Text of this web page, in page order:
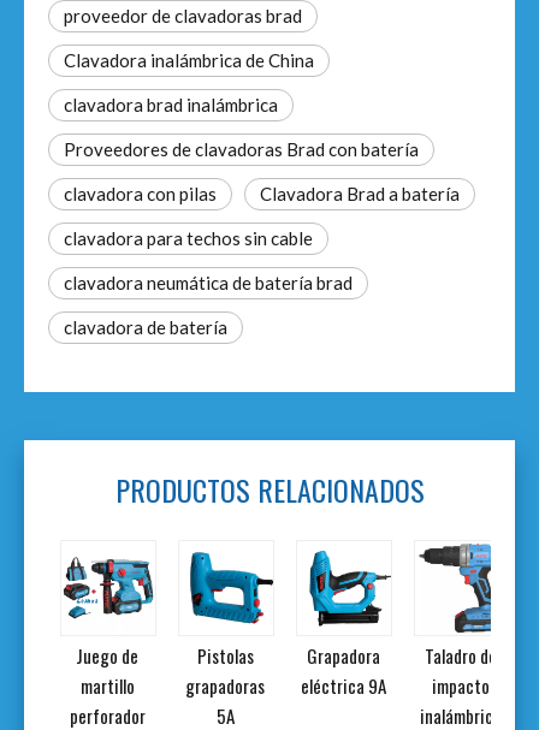
proveedor de clavadoras brad
Clavadora inalámbrica de China
clavadora brad inalámbrica
Proveedores de clavadoras Brad con batería
clavadora con pilas Clavadora Brad a batería
clavadora para techos sin cable
clavadora neumática de batería brad
clavadora de batería
PRODUCTOS RELACIONADOS
Juego de
martillo
perforador
Pistolas
grapadoras
5A
Grapadora
eléctrica 9A
Taladro de
impacto
inalámbrico